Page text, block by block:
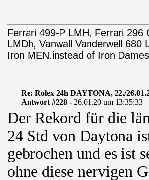
Ferrari 499-P LMH, Ferrari 296
LMDh, Vanwall Vanderwell
Iron MEN.instead of Iron
Re: Rolex 24h DAYTONA, 22./
Antwort #228 - 26.01.20 um 13:35:33
Der Rekord für die
24 Std von Daytona
gebrochen und es ist
ohne diese nervigen